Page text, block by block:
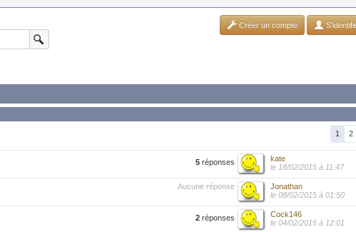
Créer un compte
1 2
5 réponses
kate
le 18/02/2015 à 11:47
Aucune réponse
Jonathan
le 08/02/2015 à 01:50
2 réponses
Cock146
le 04/02/2015 à 12:01